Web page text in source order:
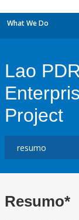
What We Do
Lao
Project
Resumo*